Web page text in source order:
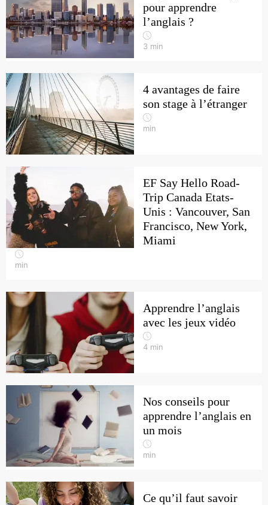
pour apprendre
l’anglais ?
3 min
4 avantages de faire
son stage à l’étranger
min
EF Say Hello Road-
Trip Canada Etats-
Unis : Vancouver, San
Francisco, New York,
Miami
min
Apprendre l’anglais
avec les jeux vidéo
4 min
Nos conseils pour
apprendre l’anglais en
un mois
min
Ce qu’il faut savoir